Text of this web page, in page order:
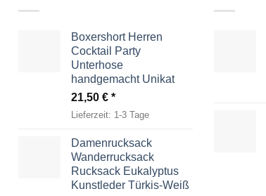
Boxershort Herren
Cocktail Party
Unterhose
handgemacht Unikat
21,50 €
Lieferzeit: 1-3 Tage
Damenrucksack
Wanderrucksack
Rucksack Eukalyptus
Kunstleder Türkis-Weiß